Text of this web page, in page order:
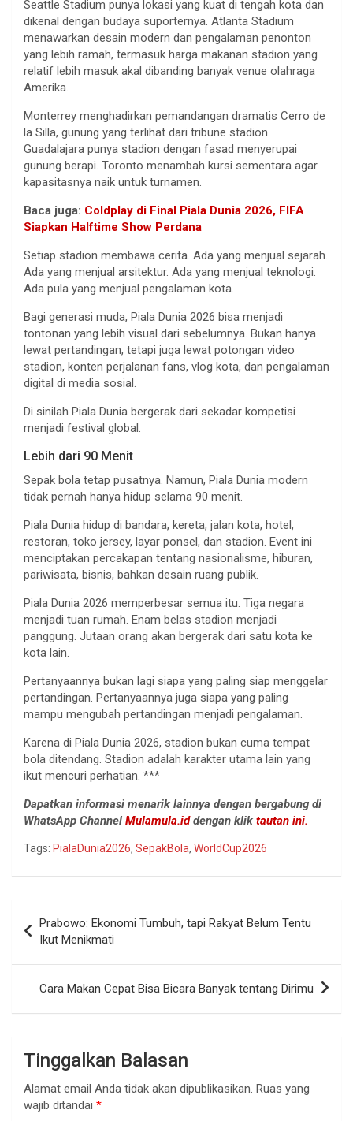
Seattle Stadium punya lokasi yang kuat di tengah kota dan
dikenal dengan budaya suporternya. Atlanta Stadium
menawarkan desain modern dan pengalaman penonton
yang lebih ramah, termasuk harga makanan stadion yang
relatif lebih masuk akal dibanding banyak venue olahraga
Amerika.
Monterrey menghadirkan pemandangan dramatis Cerro de
la Silla, gunung yang terlihat dari tribune stadion.
Guadalajara punya stadion dengan fasad menyerupai
gunung berapi. Toronto menambah kursi sementara agar
kapasitasnya naik untuk turnamen.
Baca juga: Coldplay di Final Piala Dunia 2026, FIFA
Siapkan Halftime Show Perdana
Setiap stadion membawa cerita. Ada yang menjual sejarah.
Ada yang menjual arsitektur. Ada yang menjual teknologi.
Ada pula yang menjual pengalaman kota.
Bagi generasi muda, Piala Dunia 2026 bisa menjadi
tontonan yang lebih visual dari sebelumnya. Bukan hanya
lewat pertandingan, tetapi juga lewat potongan video
stadion, konten perjalanan fans, vlog kota, dan pengalaman
digital di media sosial.
Di sinilah Piala Dunia bergerak dari sekadar kompetisi
menjadi festival global.
Lebih dari 90 Menit
Sepak bola tetap pusatnya. Namun, Piala Dunia modern
tidak pernah hanya hidup selama 90 menit.
Piala Dunia hidup di bandara, kereta, jalan kota, hotel,
restoran, toko jersey, layar ponsel, dan stadion. Event ini
menciptakan percakapan tentang nasionalisme, hiburan,
pariwisata, bisnis, bahkan desain ruang publik.
Piala Dunia 2026 memperbesar semua itu. Tiga negara
menjadi tuan rumah. Enam belas stadion menjadi
panggung. Jutaan orang akan bergerak dari satu kota ke
kota lain.
Pertanyaannya bukan lagi siapa yang paling siap menggelar
pertandingan. Pertanyaannya juga siapa yang paling
mampu mengubah pertandingan menjadi pengalaman.
Karena di Piala Dunia 2026, stadion bukan cuma tempat
bola ditendang. Stadion adalah karakter utama lain yang
ikut mencuri perhatian. ***
Dapatkan informasi menarik lainnya dengan bergabung di
WhatsApp Channel Mulamula.iddengan klik tautan ini.
Tags: PialaDunia2026, SepakBola, WorldCup2026
pos
Prabowo: Ekonomi Tumbuh, tapi Rakyat Belum Tentu
Ikut Menikmati
Cara Makan Cepat Bisa Bicara Banyak tentang Dirimu
Tinggalkan Balasan
Alamat email Anda tidak akan dipublikasikan. Ruas yang
wajib ditandai *